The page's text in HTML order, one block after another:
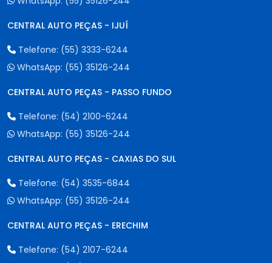
CENTRAL AUTO PEÇAS - IJUÍ
Telefone: (55) 3333-6244
WhatsApp: (55) 35126-244
CENTRAL AUTO PEÇAS - PASSO FUNDO
Telefone: (54) 2100-6244
WhatsApp: (55) 35126-244
CENTRAL AUTO PEÇAS - CAXIAS DO SUL
Telefone: (54) 3535-6844
WhatsApp: (55) 35126-244
CENTRAL AUTO PEÇAS - ERECHIM
Telefone: (54) 2107-6244